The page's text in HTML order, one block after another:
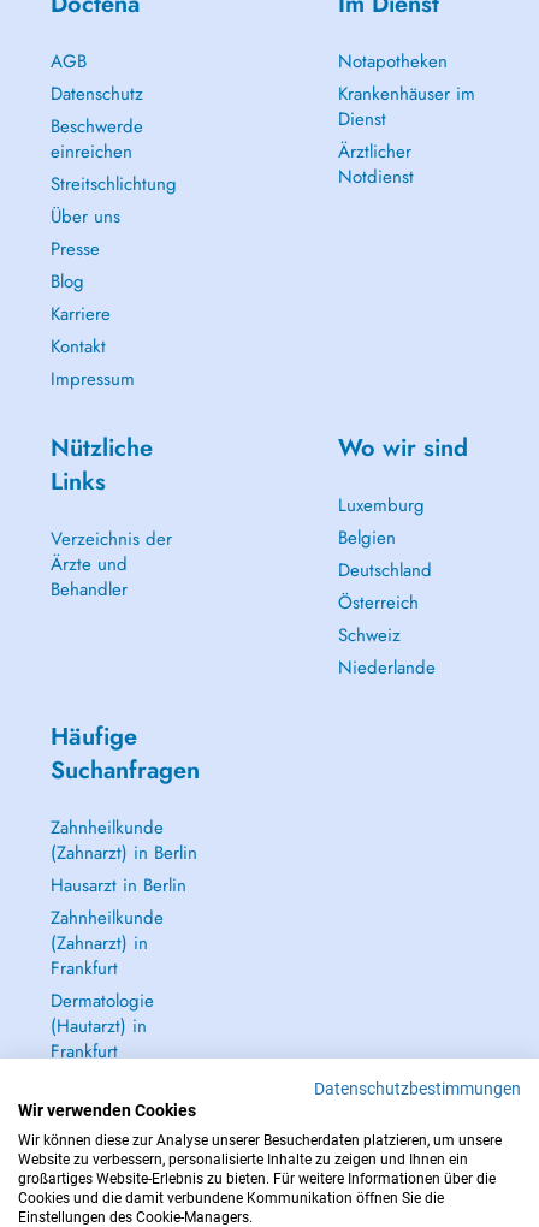
AGB
Datenschutz
Beschwerde
einreichen
Streitschlichtung
Über uns
Presse
Blog
Karriere
Kontakt
Impressum
Notapotheken
Krankenhäuser im
Dienst
Ärztlicher
Notdienst
Nützliche
Links
Verzeichnis der
Ärzte und
Behandler
Wo wir sind
Luxemburg
Belgien
Deutschland
Österreich
Schweiz
Niederlande
Häufige
Suchanfragen
Zahnheilkunde
(Zahnarzt) in Berlin
Hausarzt in Berlin
Zahnheilkunde
(Zahnarzt) in
Frankfurt
Dermatologie
(Hautarzt) in
Frankfurt
IM NOTFALL WENDEN SIE SICH AN : 112
Datenschutzbestimmungen
Wir verwenden Cookies
Wir können diese zur Analyse unserer Besucherdaten platzieren, um unsere
Website zu verbessern, personalisierte Inhalte zu zeigen und Ihnen ein
großartiges Website-Erlebnis zu bieten. Für weitere Informationen über die
Cookies und die damit verbundene Kommunikation öffnen Sie die
Einstellungen des Cookie-Managers.